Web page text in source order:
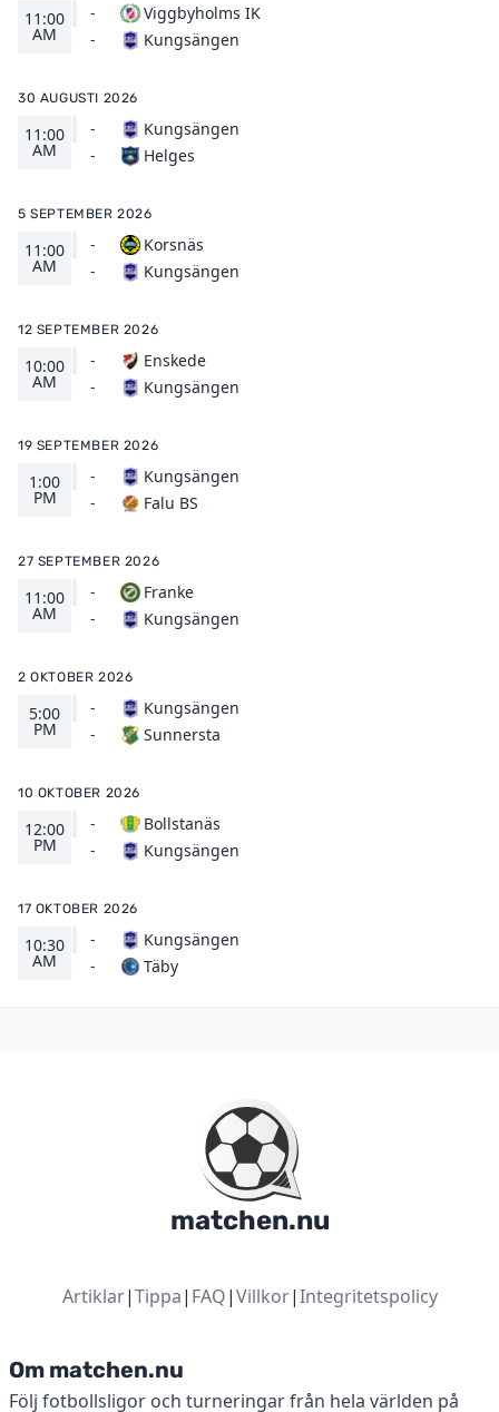
11:00
AM
-
-
Viggbyholms IK
Kungsängen
30 AUGUSTI 2026
11:00
AM
-
-
Kungsängen
Helges
5 SEPTEMBER 2026
11:00
AM
-
-
Korsnäs
Kungsängen
12 SEPTEMBER 2026
10:00
AM
-
-
Enskede
Kungsängen
19 SEPTEMBER 2026
1:00
PM
-
-
Kungsängen
Falu BS
27 SEPTEMBER 2026
11:00
AM
-
-
Franke
Kungsängen
2 OKTOBER 2026
5:00
PM
-
-
Kungsängen
Sunnersta
10 OKTOBER 2026
12:00
PM
-
-
Bollstanäs
Kungsängen
17 OKTOBER 2026
10:30
AM
-
-
Kungsängen
Täby
matchen.nu
Artiklar|Tippa| FAQ|Villkor|Integritetspolicy
Om matchen.nu
Följ fotbollsligor och turneringar från hela världen på